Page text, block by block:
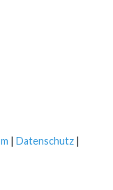
| Datenschutz |